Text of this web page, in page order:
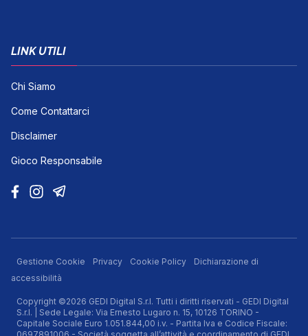
LINK UTILI
Chi Siamo
Come Contattarci
Disclaimer
Gioco Responsabile
Gestione Cookie Privacy Cookie Policy
Dichiarazione di
accessibilità
Copyright ©2026 GEDI Digital S.r.l. Tutti i diritti riservati - GEDI Digital
S.r.l. | Sede Legale: Via Ernesto Lugaro n. 15, 10126 TORINO -
Capitale Sociale Euro 1.051.844,00 i.v. - Partita Iva e Codice Fiscale: